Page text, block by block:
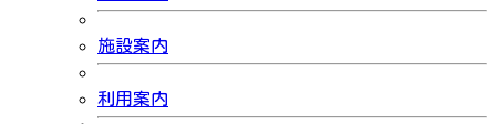
施設案内
利用案内